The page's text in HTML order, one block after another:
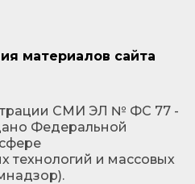
материалов сайта
СМИ ЭЛ № ФС 77 -
Федеральной
технологий и массовых